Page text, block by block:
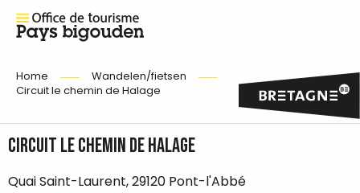
Home
Wandelen/fietsen
Circuit le chemin de Halage
Circuit le chemin de Halage
Quai Saint-Laurent, 29120 Pont-l'Abbé